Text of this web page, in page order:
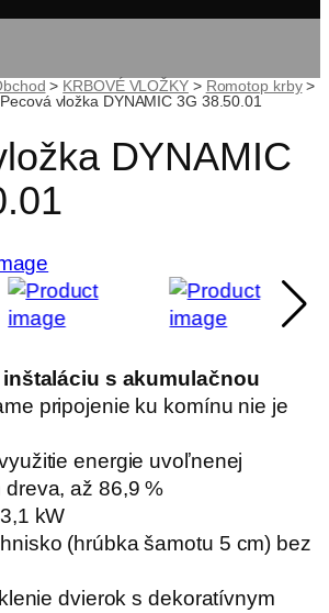
> KRBOVÉ VLOŽKY> Romotop krby>
Pecová vložka DYNAMIC 3G 38.50.01
DYNAMIC
s akumulačnou
pripojenie ku komínu nie je
energie uvoľnenej
až 86,9 %
kW
(hrúbka šamotu 5 cm) bez
dvierok s dekoratívnym